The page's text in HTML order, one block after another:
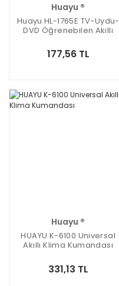
Huayu ®
Huayu HL-1765E TV-Uydu-
DVD Öğrenebilen Akıllı
177,56 TL
Huayu ®
HUAYU K-6100 Universal
Akıllı Klima Kumandası
331,13 TL